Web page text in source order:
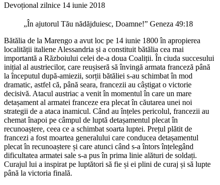
Devoțional zilnice 14 iunie 2018
„În ajutorul Tău nădăjduiesc, Doamne!” Geneza 49:18
Bătălia de la Marengo a avut loc pe 14 iunie 1800 în apropierea
localității italiene Alessandria și a constituit bătălia cea mai
importantă a Războiului celei de-a doua Coaliții. În ciuda succesului
inițial al austriecilor, care reușiseră să învingă armata franceză până
la începutul după-amiezii, sorții bătăliei s-au schimbat în mod
dramatic, astfel că, până seara, francezii au câștigat o victorie
decisivă. Atacul austriac a venit în momentul în care un mare
detașament al armatei franceze era plecat în căutarea unei noi
strategii de a ataca inamicul. Când au înțeles pericolul, francezii au
chemat înapoi pe câmpul de luptă detașamentul plecat în
recunoaștere, ceea ce a schimbat soarta luptei. Prețul plătit de
francezi a fost moartea generalului care conducea detașamentul
plecat în recunoaștere și care atunci când s-a întors înțelegând
dificultatea armatei sale s-a pus în prima linie alături de soldați.
Curajul lui a inspirat pe luptători să fie și ei plini de curaj și să lupte
până la victoria finală.